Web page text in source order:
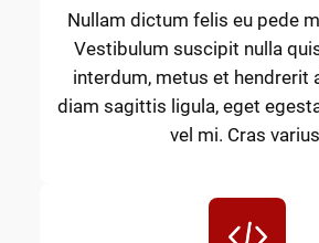
Nullam dictum felis eu pede
Vestibulum suscipit nulla
interdum, metus et hendrerit
diam sagittis ligula, eget
vel mi. Cras